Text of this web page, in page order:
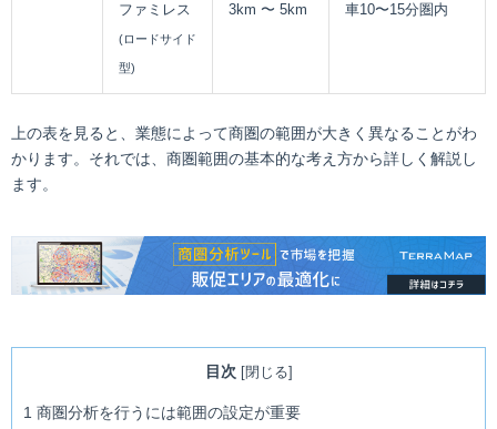
ファミレス
(ロードサイド
型)
3km 〜 5km 車10〜15分圏内
上の表を見ると、業態によって商圏の範囲が大きく異なることがわ
かります。それでは、商圏範囲の基本的な考え方から詳しく解説し
ます。
目次 閉じる
1 商圏分析を行うには範囲の設定が重要